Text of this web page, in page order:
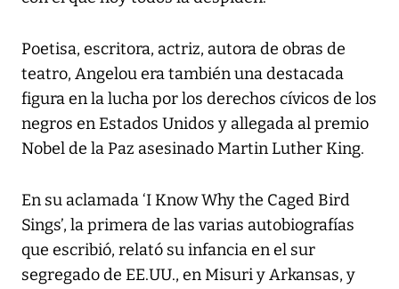
Poetisa, escritora, actriz, autora de obras de
teatro, Angelou era también una destacada
figura en la lucha por los derechos cívicos de los
negros en Estados Unidos y allegada al premio
Nobel de la Paz asesinado Martin Luther King.
En su aclamada ‘I Know Why the Caged Bird
Sings’, la primera de las varias autobiografías
que escribió, relató su infancia en el sur
segregado de EE.UU., en Misuri y Arkansas, y